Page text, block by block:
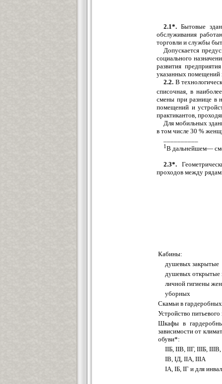
2.1*. Бытовые
обслуживания
торговли и службы
Допускается
социального
развития
указанных помещений
2.2. В
списочная, в
смены при разнице в
помещений и
практикантов,
Для мобильных
в том числе 30 %
1 В дальнейшем—
2.3*.
проходов между
Кабины:
душевых закрытые
душевых открытые
личной гигиены
уборных
Скамьи в гардеробных
Устройство
Шкафы в
зависимости от
обуви*:
IIБ, IIВ, IIГ, IIIБ,
IВ, IД, IIА,
IА, IБ, IГ и для